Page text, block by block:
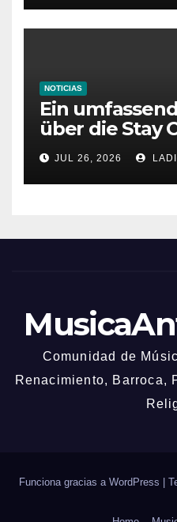
NOTICIAS
Ein
über die Stay
JUL 26, 2026
Comunidad de
Renacimiento, Barroca,
Funciona gracias a WordPress